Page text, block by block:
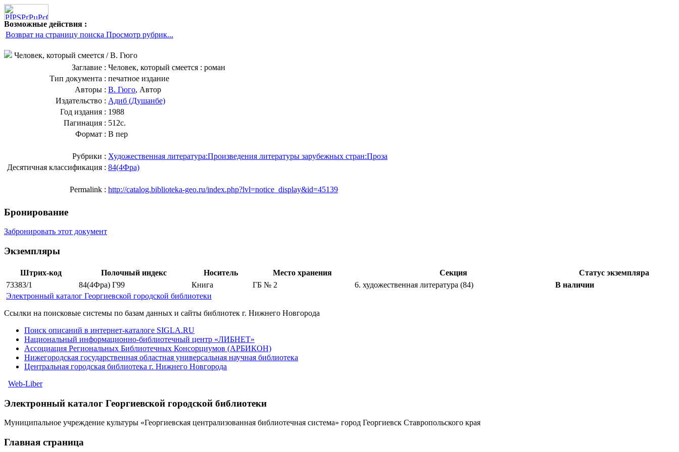
Возможные действия :
Возврат на страницу поиска Просмотр рубрик...
Человек, который смеется / В. Гюго
Заглавие : Человек, который смеется : роман
Тип документа : печатное издание
Авторы : В. Гюго, Автор
Издательство : Адиб (Душанбе)
Год издания : 1988
Пагинация : 512с.
Формат : В пер
Рубрики : Художественная литература:Произведения литературы зарубежных стран:Проза
Десятичная классификация : 84(4Фра)
Permalink : http://catalog.biblioteka-geo.ru/index.php?lvl=notice_display&id=45139
Бронирование
Забронировать этот документ
Экземпляры
Штрих-код Полочный индекс Носитель Место хранения Секция
Статус экземпляра
73383/1
84(4Фра) Г99 Книга ГБ № 2 6. художественная литература (84)
В наличии
Электронный каталог Георгиевской городской библиотеки
Ссылки на поисковые системы по базам данных и сайты библиотек г. Нижнего Новгорода
Поиск описаний в интернет-каталоге SIGLA.RU
Национальный информационно-библиотечный центр «ЛИБНЕТ»
Ассоциация Региональных Библиотечных Консорциумов (АРБИКОН)
Нижегородская государственная областная универсальная научная библиотека
Центральная городская библиотека г. Нижнего Новгорода
Web-Liber
Электронный каталог Георгиевской городской библиотеки
Муниципальное учреждение культуры «Георгиевская централизованная библиотечная система» город Георгиевск Ставропольского края
Главная страница